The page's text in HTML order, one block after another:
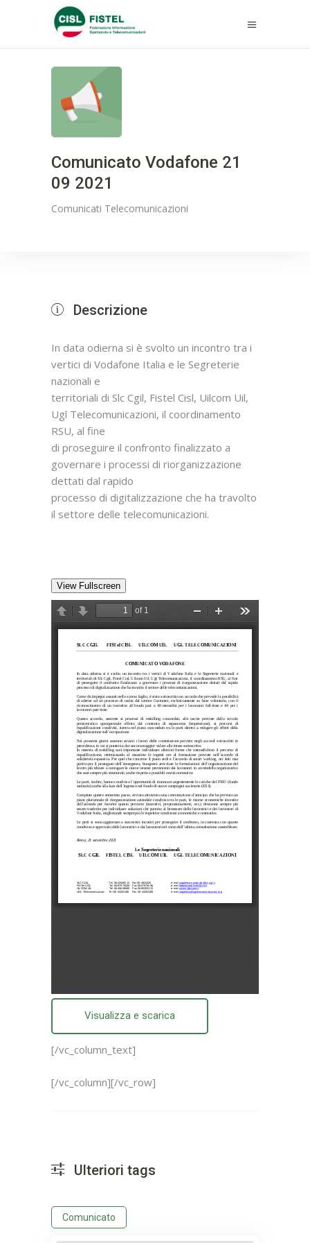
Comunicato Vodafone 21
09 2021
Comunicati Telecomunicazioni
Descrizione
In data odierna si è svolto un incontro tra i
vertici di Vodafone Italia e le Segreterie
nazionali e
territoriali di Slc Cgil, Fistel Cisl, Uilcom Uil,
Ugl Telecomunicazioni, il coordinamento
RSU, al fine
di proseguire il confronto finalizzato a
governare i processi di riorganizzazione
dettati dal rapido
processo di digitalizzazione che ha travolto
il settore delle telecomunicazioni.
View Fullscreen
Visualizza e scarica
[/vc_column_text]
[/vc_column][/vc_row]
Ulteriori tags
Comunicato